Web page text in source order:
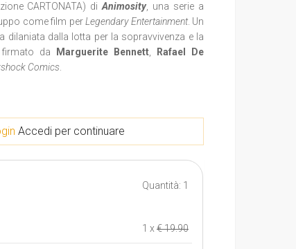
CARTONATA) diAnimosity, una serie a
come film perLegendary Entertainment. Un
dilaniata dalla lotta per la sopravvivenza e la
da
Marguerite Bennett,
Rafael De
Comics
Accedi per continuare
Quantità: 1
1 x € 19.90